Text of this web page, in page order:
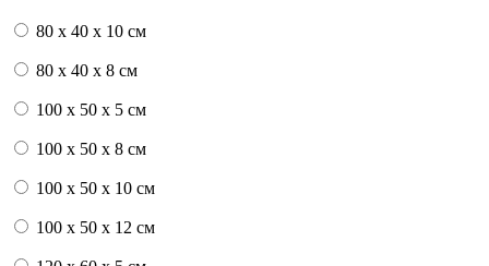
80 x 40 x 10 см
80 x 40 x 8 см
100 x 50 x 5 см
100 х 50 х 8 см
100 x 50 x 10 см
100 x 50 x 12 см